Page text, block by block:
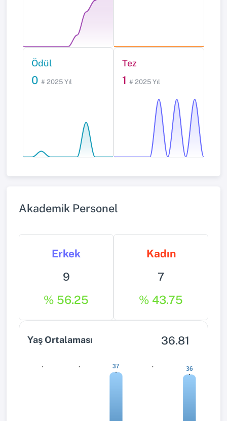
Ödül
0 # 2025 Yıl
Tez
1 # 2025 Yıl
Akademik Personel
Erkek
9
% 56.25
Kadın
7
% 43.75
Yaş Ortalaması 36.81
37 36